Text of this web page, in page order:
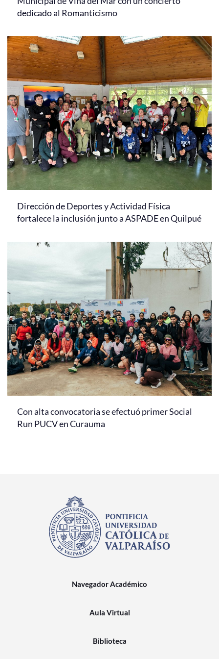
dedicado al Romanticismo
Dirección de Deportes y Actividad Física
fortalece la inclusión junto a ASPADE en Quilpué
Con alta convocatoria se efectuó primer Social
Run PUCV en Curauma
Navegador Académico
Aula Virtual
Biblioteca